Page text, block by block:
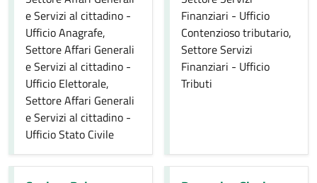
e Servizi al cittadino -
Ufficio Anagrafe,
Settore Affari Generali
e Servizi al cittadino -
Ufficio Elettorale,
Settore Affari Generali
e Servizi al cittadino -
Ufficio Stato Civile
Finanziari - Ufficio
Contenzioso tributario,
Settore Servizi
Finanziari - Ufficio
Tributi